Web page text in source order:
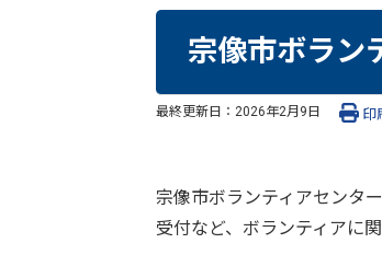
宗像市ボラン
最終更新日： 2026年2月9日 印
宗像市ボランティアセンタ
受付など、ボランティアに